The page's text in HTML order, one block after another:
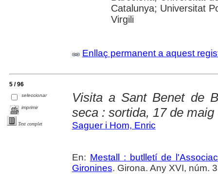
Catalunya; Universitat
Virgili
Enllaç permanent a aquest
5 / 96
seleccionar
imprimir
Text complet
Visita a Sant Benet de
seca : sortida, 17 de maig
Saguer i Hom, Enric
En: Mestall : butlletí de
Gironines. Girona. Any XVI, núm.